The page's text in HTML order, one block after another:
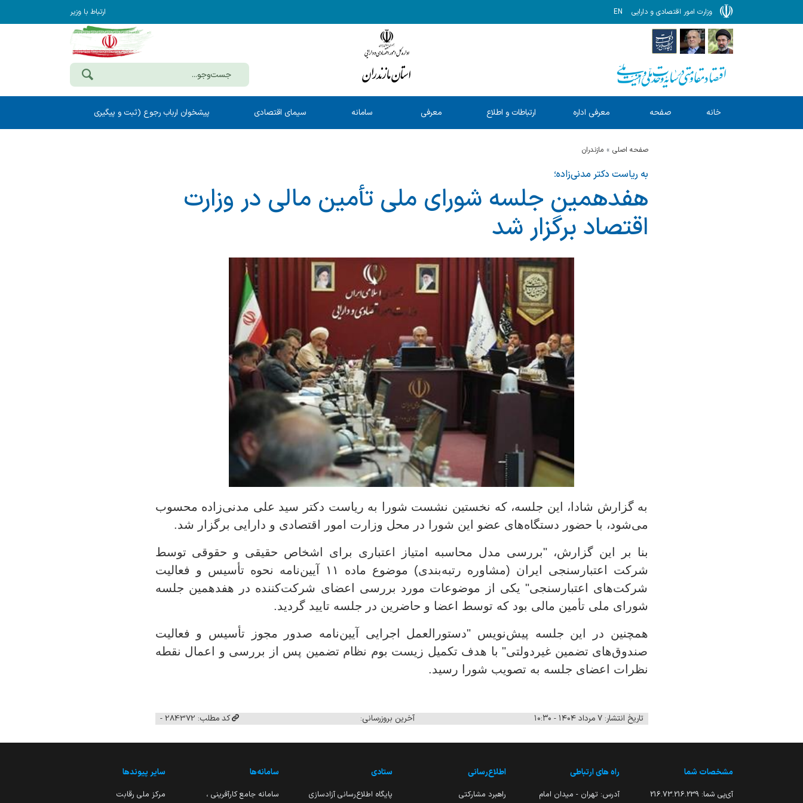
وزارت امور اقتصادی و دارایی EN ارتباط با وزیر
خانه صفحه معرفی اداره
کل
ارتباطات و اطلاع معرفی سامانه سیمای اقتصادی پیشخوان ارباب رجوع (ثبت و پیگیری
صفحه اصلی مازندران
به ریاست دکتر مدنی‌زاده؛
هفدهمین جلسه شورای ملی تأمین مالی در وزارت
اقتصاد برگزار شد
به گزارش شادا، این جلسه، که نخستین نشست شورا به ریاست دکتر سید علی مدنی‌زاده محسوب
می‌شود، با حضور دستگاه‌های عضو این شورا در محل وزارت امور اقتصادی و دارایی برگزار شد.
بنا بر این گزارش، "بررسی مدل محاسبه امتیاز اعتباری برای اشخاص حقیقی و حقوقی توسط
شرکت اعتبارسنجی ایران (مشاوره رتبه‌بندی) موضوع ماده ۱۱ آیین‌نامه نحوه تأسیس و فعالیت
شرکت‌های اعتبارسنجی" یکی از موضوعات مورد بررسی اعضای شرکت‌کننده در هفدهمین جلسه
شورای ملی تأمین مالی بود که توسط اعضا و حاضرین در جلسه تایید گردید.
همچنین در این جلسه پیش‌نویس "دستورالعمل اجرایی آیین‌نامه صدور مجوز تأسیس و فعالیت
صندوق‌های تضمین غیردولتی" با هدف تکمیل زیست بوم نظام تضمین پس از بررسی و اعمال نقطه
نظرات اعضای جلسه به تصویب شورا رسید.
تاریخ انتشار: ۷ مرداد ۱۴۰۴ - ۱۰:۳۰ آخرین بروزرسانی: کد مطلب: 284372 -
مشخصات شما
آی‌پی شما: 216.73.216.239
راه های ارتباطی
آدرس: تهران - میدان امام
اطلاع‌رسانی
راهبرد مشارکتی
ستادی
پایگاه اطلاع‌رسانی آزادسازی
سامانه‌ها
سامانه جامع کارآفرینی ،
سایر پیوندها
مرکز ملی رقابت